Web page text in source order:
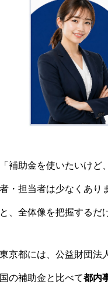
「補助金を使いたいけ
者・担当者は少なくあり
と、全体像を把握するだ
東京都には、公益財団法
国の補助金と比べて都内